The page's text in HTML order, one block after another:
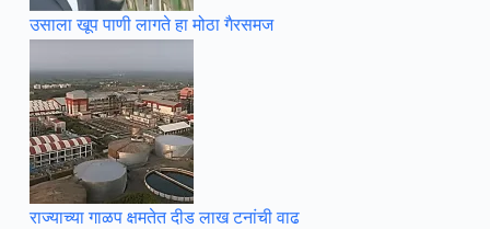
उसाला खूप पाणी लागते हा मोठा गैरसमज
राज्याच्या गाळप क्षमतेत दीड लाख टनांची वाढ